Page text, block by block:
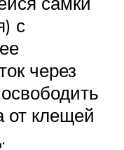
с
через
от клещей